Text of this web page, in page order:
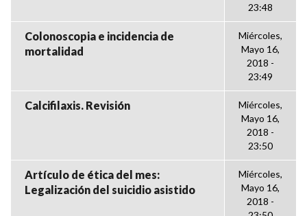
23:48
Colonoscopia e incidencia de
mortalidad
Miércoles,
Mayo 16,
2018 -
23:49
Calcifilaxis. Revisión
Miércoles,
Mayo 16,
2018 -
23:50
Artículo de ética del mes:
Legalización del suicidio asistido
Miércoles,
Mayo 16,
2018 -